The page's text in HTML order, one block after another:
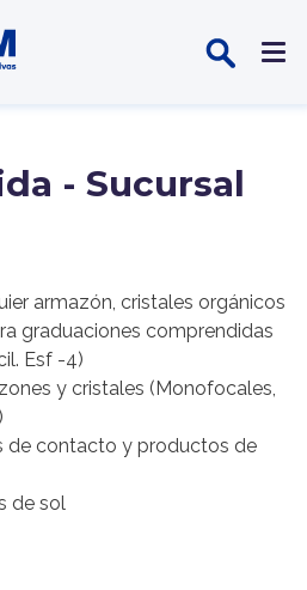
- Sucursal
armazón, cristales orgánicos
graduaciones comprendidas
Esf -4)
y cristales (Monofocales,
de contacto y productos de
de sol